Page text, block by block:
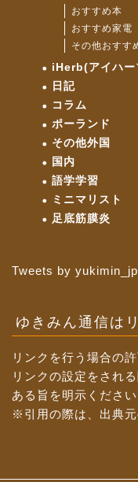
おすすめ本
おすすめ家電
その他おすす
iHerb(アイハー
日記
コラム
ポーランド
その他外国
国内
語学学習
ミニマリスト
足底筋膜炎
Tweets by yukimin_jp
ゆきみん通信は
リンクを行う場合の
リンクの設定をされ
ある旨を明示ください
※引用の際は、出典元